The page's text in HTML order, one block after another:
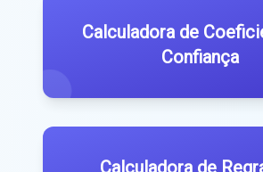
Calculadora de
Confiança
Calculadora de